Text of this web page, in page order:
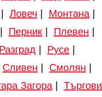
Ловеч Монтана|
Перник| Плевен
Разград Русе|
Сливен Смолян
Загора|